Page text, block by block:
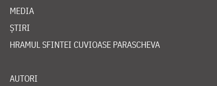
MEDIA
ȘTIRI
HRAMUL SFINTEI CUVIOASE PARASCHEVA
AUTORI